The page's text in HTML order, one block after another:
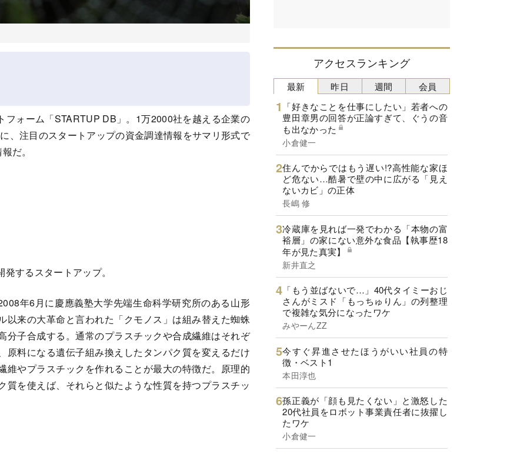
フォーム「STARTUP DB」。1万2000社を越える企業の
、注目のスタートアップの資金調達情報をサマリ形式で
だ。
するスタートアップ。
年6月に慶應義塾大学先端生命科学研究所のある山形
以来の大革命と言われた「クモノス」は組み替えた蜘蛛
分子合成する。通常のプラスチックや合成繊維はそれぞ
原料になる遺伝子組み換えしたタンパク質を変えるだけ
維やプラスチックを作れることが最大の特徴だ。原理的
質を使えば、それらと似たような性質を持つプラスチッ
アクセスランキング
最新
「好きなことを仕事にしたい」若者への
豊田章男の回答が正論すぎて、ぐうの音
も出なかった
小倉健一
住んでからではもう遅い!?高性能な家ほ
ど危ない…酷暑で壁の中に広がる「見え
ないカビ」の正体
長嶋 修
冷蔵庫を見れば一発でわかる「本物の富
裕層」の家にない意外な食品【執事歴18
年が見た真実】
新井直之
「もう並ばないで…」40代タイミーおじ
さんがミスド「もっちゅりん」の列整理
で複雑な気分になったワケ
みやーんZZ
今すぐ昇進させたほうがいい社員の特
徴・ベスト1
本田淳也
孫正義が「顔も見たくない」と激怒した
20代社員をロボット事業責任者に抜擢し
たワケ
小倉健一
昨日 週間 会員